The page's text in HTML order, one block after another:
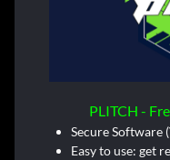
PLITCH -
Secure Software
Easy to use: get